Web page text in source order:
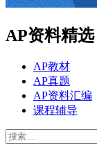
AP资料精选
AP教材
AP真题
AP资料汇编
课程辅导
搜